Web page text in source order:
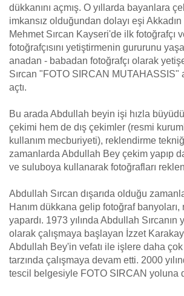
dükkanını açmış. O yıllarda bayanlara
imkansız olduğundan dolayı eşi Akkadın
Mehmet Sırcan Kayseri'de ilk fotoğrafçı
fotoğrafçısını yetiştirmenin gururunu
anadan - babadan fotoğrafçı olarak
Sırcan "FOTO SIRCAN MUTAHASSIS"
açtı.
Bu arada Abdullah beyin işi hızla
çekimi hem de dış çekimler (resmi
kullanım mecburiyeti), reklendirme
zamanlarda Abdullah Bey çekim yapıp
ve suluboya kullanarak fotoğrafları
Abdullah Sırcan dışarıda olduğu
Hanım dükkana gelip fotoğraf banyoları,
yapardı. 1973 yılında Abdullah Sırcanın
olarak çalışmaya başlayan İzzet
Abdullah Bey'in vefatı ile işlere daha
tarzında çalışmaya devam etti. 2000
tescil belgesiyle FOTO SIRCAN yoluna